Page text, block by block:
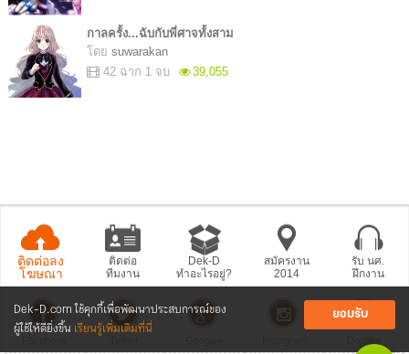
Dek-D.com ใช้คุกกี้เพื่อพัฒนาประสบการณ์ของ
ผู้ใช้ให้ดียิ่งขึ้น เรียนรู้เพิ่มเติมที่นี่
ยอมรับ
กาลครั้ง...ฉับกับพี่ศาจทั้งสาม
โดย suwarakan
42 ฉาก 1 จบ
39,055
ติดต่อลง
โฆษณา
ติดต่อ
ทีมงาน
Dek-D
ทำอะไรอยู่?
สมัครงาน
2014
รับ นศ.
ฝึกงาน